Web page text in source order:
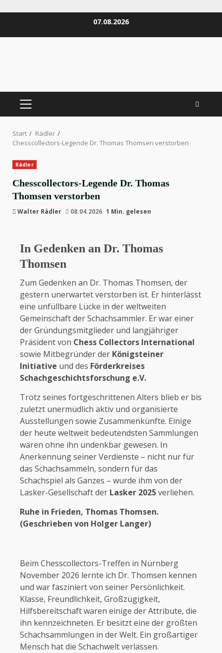
07.08.2026
PRIMÄRES
Start
Rädler
Chesscollectors-Legende Dr. Thomas Thomsen verstorben
Rädler
Chesscollectors-Legende Dr. Thomas
Thomsen verstorben
Walter Rädler 08.04.2026 1 Min. gelesen
In Gedenken an Dr. Thomas
Thomsen
Zum Gedenken an Dr. Thomas Thomsen, der
gestern unerwartet verstorben ist. Er hinterlässt
eine unfüllbare Lücke in der weltweiten
Gemeinschaft der Schachsammler. Er war einer
der Gründungsmitglieder und langjähriger
Präsident von Chess Collectors International
sowie Mitbegründer der Königsteiner
Initiative und des Förderkreises
Schachgeschichtsforschung e.V.
Trotz seines fortgeschrittenen Alters blieb er bis
zuletzt unermüdlich aktiv und organisierte
Ausstellungen sowie Zusammenkünfte. Einige
der heute weltweit bedeutendsten Sammlungen
wären ohne ihn undenkbar gewesen. In
Anerkennung seiner Verdienste – nicht nur für
das Schachsammeln, sondern für das
Schachspiel als Ganzes – wurde ihm von der
Lasker-Gesellschaft der Lasker 2025verliehen.
Ruhe in Frieden, Thomas Thomsen.
(Geschrieben von Holger Langer)
Beim Chesscollectors-Treffen in Nürnberg
November 2026 lernte ich Dr. Thomsen kennen
und war fasziniert von seiner Persönlichkeit.
Klasse, Freundlichkeit, Großzügigkeit,
Hilfsbereitschaft waren einige der Attribute, die
ihn kennzeichneten. Er besitzt eine der größten
Schachsammlungen in der Welt. Ein großartiger
Mensch hat die Schachwelt verlassen.